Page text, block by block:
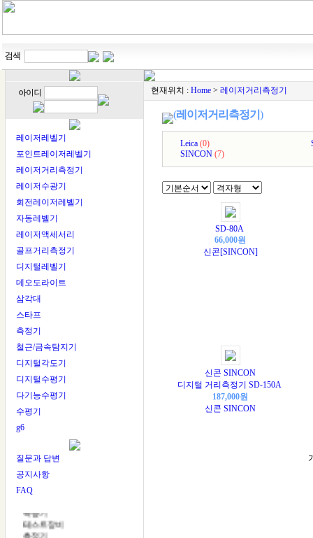
레이저레벨기
포인트레이저레벨기
레이저거리측정기
레이저수광기
회전레이저레벨기
자동레벨기
레이저액세서리
골프거리측정기
디지털레벨기
데오도라이트
삼각대
스타프
측정기
철근/금속탐지기
디지털각도기
디지털수평기
다기능수평기
수평기
g6
질문과 답변
공지사항
FAQ
DAZENDA
레이저레벨기
테스트장비
측정기
현재위치 : Home > 레이저거리측정기
(레이저거리측정기 )
Leica (0)
SINCON (7)
SD-80A
66,000원
신콘[SINCON]
신콘 SINCON
디지털 거리측정기 SD-150A
187,000원
신콘 SINCON